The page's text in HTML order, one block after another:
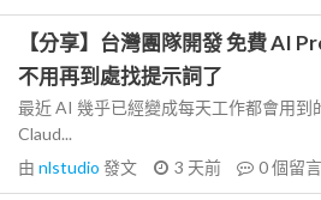
【分享】台灣團隊開發 免費 AI
不用再到處找提示詞了
最近 AI 幾乎已經變成每天工作都會用到
Claud...
由 nlstudio 發文 3 天前 0個留言